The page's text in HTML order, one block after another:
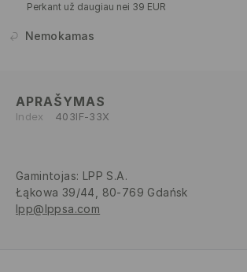
Perkant už daugiau nei 39 EUR
Nemokamas
APRAŠYMAS
Index 403IF-33X
Gamintojas: LPP S.A.
Łąkowa 39/44, 80-769 Gdańsk
lpp@lppsa.com